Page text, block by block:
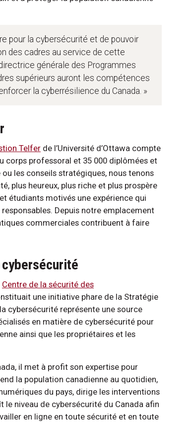
pour la cybersécurité et de pouvoir
des cadres au service de cette
générale des Programmes
supérieurs auront les compétences
la cyberrésilience du Canada. »
Telfer de l’Université d’Ottawa compte
corps professoral et 35 000 diplômées et
les conseils stratégiques, nous tenons
plus heureux, plus riche et plus prospère
étudiants motivés une expérience qui
Depuis notre emplacement
commerciales contribuent à faire
Centre de la sécurité des
une initiative phare de la Stratégie
cybersécurité représente une source
en matière de cybersécurité pour
ainsi que les propriétaires et les
il met à profit son expertise pour
la population canadienne au quotidien,
du pays, dirige les interventions
niveau de cybersécurité du Canada afin
en ligne en toute sécurité et en toute